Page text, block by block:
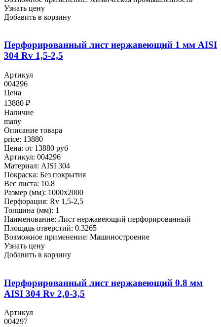
Узнать цену
Добавить в корзину
Перфорированный лист нержавеющий 1 мм AISI
304 Rv 1,5-2,5
Артикул
004296
Цена
13880 ₽
Наличие
many
Описание товара
price: 13880
Цена: от 13880 руб
Артикул: 004296
Материал: AISI 304
Покраска: Без покрытия
Вес листа: 10.8
Размер (мм): 1000x2000
Перфорация: Rv 1,5-2,5
Толщина (мм): 1
Наименование: Лист нержавеющий перфорированный
Площадь отверстий: 0.3265
Возможное применение: Машиностроение
Узнать цену
Добавить в корзину
Перфорированный лист нержавеющий 0.8 мм
AISI 304 Rv 2,0-3,5
Артикул
004297